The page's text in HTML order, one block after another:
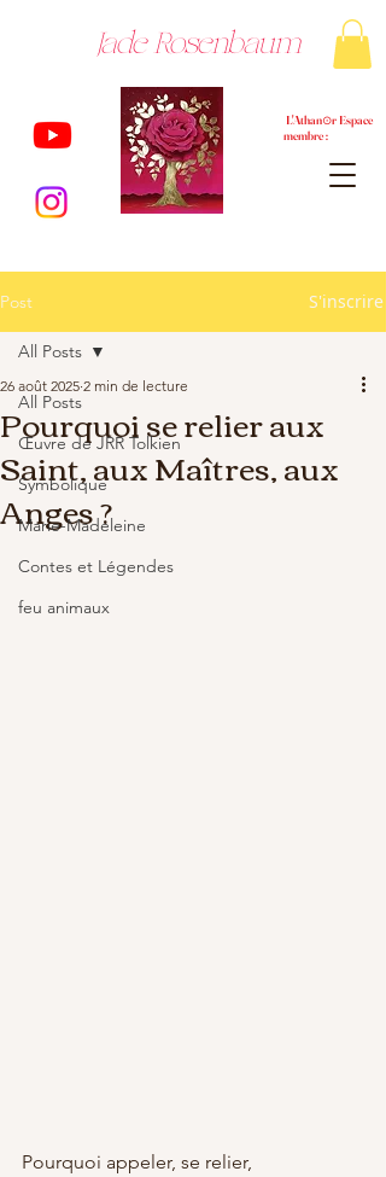
Jade Rosenbaum
L'Athan⊙r Espace
membre :
Post S'inscrire
All Posts
Œuvre de JRR Tolkien
Symbolique
Marie-Madeleine
Contes et Légendes
feu animaux
All Posts
Pourquoi se relier aux
Saint, aux Maîtres, aux
Anges ?
26 août 2025 2 min de lecture
Pourquoi appeler, se relier,